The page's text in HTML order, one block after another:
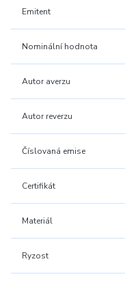
Emitent
Nominální hodnota
Autor averzu
Autor reverzu
Číslovaná emise
Certifikát
Materiál
Ryzost